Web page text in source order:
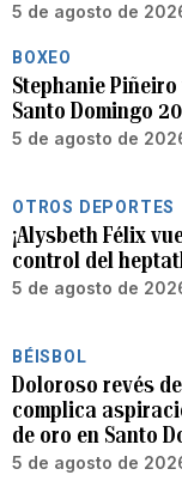
5 de agosto de
BOXEO
Stephanie
Santo Domingo
5 de agosto de
OTROS DEPORTES
¡Alysbeth Félix
control del
5 de agosto de
BÉISBOL
Doloroso revés
complica
de oro en Santo
5 de agosto de